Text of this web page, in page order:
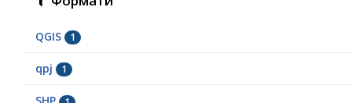
QGIS 1
qpj 1